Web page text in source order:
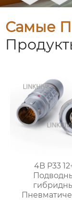
Самые
4B P33